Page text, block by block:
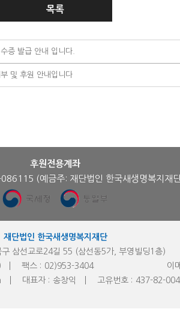
목록
증 발급 안내 입니다.
및 후원 안내입니다
후원전용계좌
086115 (예금주: 재단법인 한국새생명복지재
재단법인 한국새생명복지재단
구 삼선교로24길 55 (삼선동5가, 부영빌딩1층)
팩스 : 02)953-3404
이
대표자 : 송창익 고유번호 : 437-82-